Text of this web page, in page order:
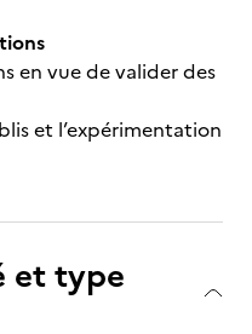
en vue de valider des
et l’expérimentation
et type